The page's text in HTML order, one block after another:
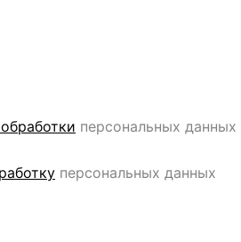
персональных данных
персональных данных